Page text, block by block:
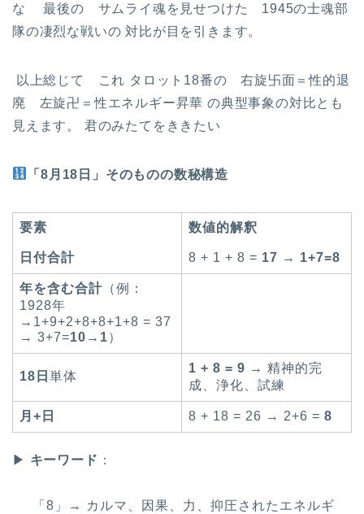
な 最後の サムライ魂を見せつけた 1945の士魂部
隊の凄烈な戦いの 対比が目を引きます。
以上総じて これ タロット18番の 右旋卐面＝性的退
廃 左旋卍＝性エネルギー昇華 の典型事象の対比とも
見えます。 君のみたてをききたい
「8月18日」そのものの数秘構造
要素 数値的解釈
日付合計 8 + 1 + 8 = 17 → 1+7=8
年を含む合計 （例：
1928年
→1+9+2+8+8+1+8 = 37
→ 3+7=10 → 1）
18日 単体
1 + 8 = 9 → 精神的完
成、浄化、試練
月+日 8 + 18 = 26 → 2+6 = 8
▶ キーワード ：
「8」→ カルマ、因果、力、抑圧されたエネルギ